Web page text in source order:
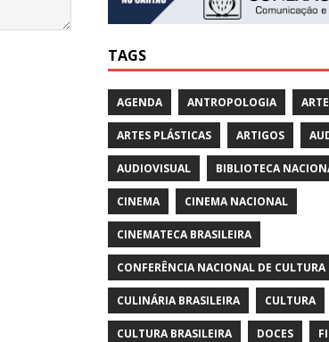
TAGS
AGENDA ANTROPOLOGIA
ARTES PLÁSTICAS ARTIGOS
AUDIOVISUAL BIBLIOTECA
CINEMA CINEMA NACIONAL
CINEMATECA BRASILEIRA
CONFERÊNCIA NACIONAL DE CULTURA
CULINÁRIA BRASILEIRA CULTURA
CULTURA BRASILEIRA DOCES